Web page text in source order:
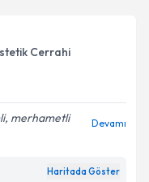
Cerrahi
merhametli
Devamı
Haritada Göster